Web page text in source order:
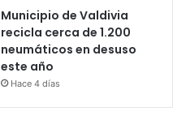
Municipio de Valdivia
recicla cerca de 1.200
neumáticos en desuso
este año
Hace 4 días